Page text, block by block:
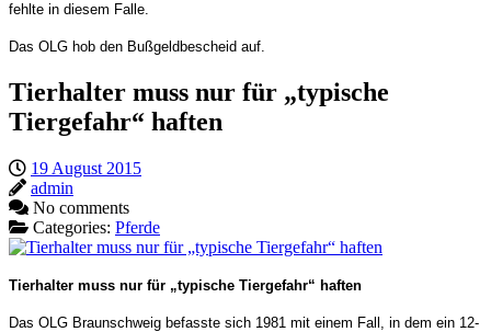
fehlte in diesem Falle.
Das OLG hob den Bußgeldbescheid auf.
Tierhalter muss nur für „typische
Tiergefahr“ haften
19 August 2015
admin
No comments
Categories: Pferde
Tierhalter muss nur für „typische Tiergefahr“ haften
Das OLG Braunschweig befasste sich 1981 mit einem Fall, in dem ein 12-